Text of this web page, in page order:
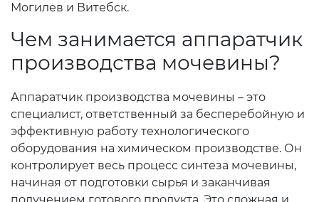
Могилев и Витебск.
Чем занимается аппаратчик
производства мочевины?
Аппаратчик производства мочевины – это
специалист, ответственный за бесперебойную и
эффективную работу технологического
оборудования на химическом производстве. Он
контролирует весь процесс синтеза мочевины,
начиная от подготовки сырья и заканчивая